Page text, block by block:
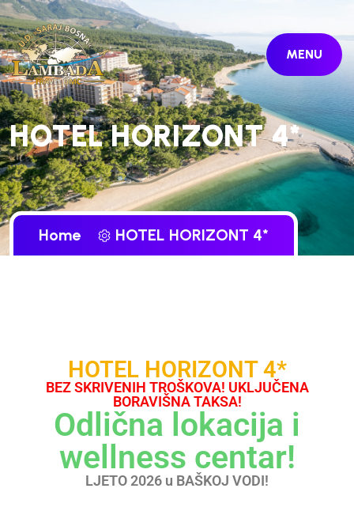
MENU
HOTEL HORIZONT 4*
Home HOTEL HORIZONT 4*
HOTEL HORIZONT 4*
BEZ SKRIVENIH TROŠKOVA! UKLJUČENA
BORAVIŠNA TAKSA!
Odlična lokacija i
wellness centar!
LJETO 2026 u BAŠKOJ VODI!